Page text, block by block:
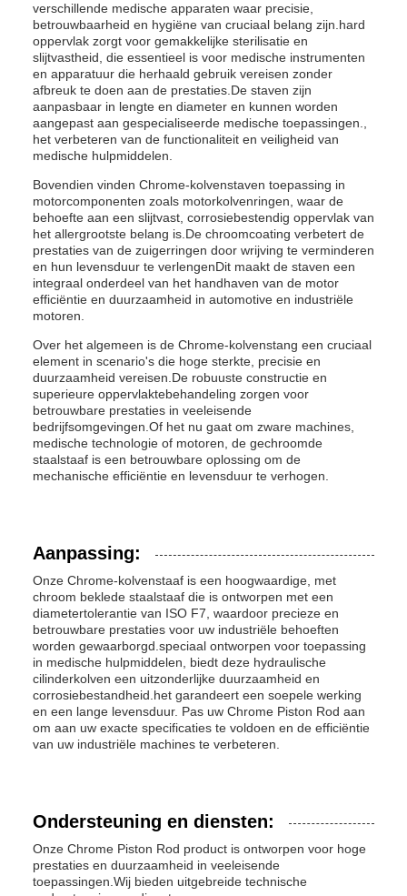
verschillende medische apparaten waar precisie,
betrouwbaarheid en hygiëne van cruciaal belang zijn.hard
oppervlak zorgt voor gemakkelijke sterilisatie en
slijtvastheid, die essentieel is voor medische instrumenten
en apparatuur die herhaald gebruik vereisen zonder
afbreuk te doen aan de prestaties.De staven zijn
aanpasbaar in lengte en diameter en kunnen worden
aangepast aan gespecialiseerde medische toepassingen.,
het verbeteren van de functionaliteit en veiligheid van
medische hulpmiddelen.
Bovendien vinden Chrome-kolvenstaven toepassing in
motorcomponenten zoals motorkolvenringen, waar de
behoefte aan een slijtvast, corrosiebestendig oppervlak van
het allergrootste belang is.De chroomcoating verbetert de
prestaties van de zuigerringen door wrijving te verminderen
en hun levensduur te verlengenDit maakt de staven een
integraal onderdeel van het handhaven van de motor
efficiëntie en duurzaamheid in automotive en industriële
motoren.
Over het algemeen is de Chrome-kolvenstang een cruciaal
element in scenario's die hoge sterkte, precisie en
duurzaamheid vereisen.De robuuste constructie en
superieure oppervlaktebehandeling zorgen voor
betrouwbare prestaties in veeleisende
bedrijfsomgevingen.Of het nu gaat om zware machines,
medische technologie of motoren, de gechroomde
staalstaaf is een betrouwbare oplossing om de
mechanische efficiëntie en levensduur te verhogen.
Aanpassing:
Onze Chrome-kolvenstaaf is een hoogwaardige, met
chroom beklede staalstaaf die is ontworpen met een
diametertolerantie van ISO F7, waardoor precieze en
betrouwbare prestaties voor uw industriële behoeften
worden gewaarborgd.speciaal ontworpen voor toepassing
in medische hulpmiddelen, biedt deze hydraulische
cilinderkolven een uitzonderlijke duurzaamheid en
corrosiebestandheid.het garandeert een soepele werking
en een lange levensduur. Pas uw Chrome Piston Rod aan
om aan uw exacte specificaties te voldoen en de efficiëntie
van uw industriële machines te verbeteren.
Ondersteuning en diensten:
Onze Chrome Piston Rod product is ontworpen voor hoge
prestaties en duurzaamheid in veeleisende
toepassingen.Wij bieden uitgebreide technische